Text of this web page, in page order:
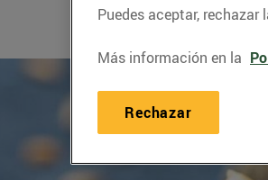
Puedes aceptar,
Más información en la
Rechazar